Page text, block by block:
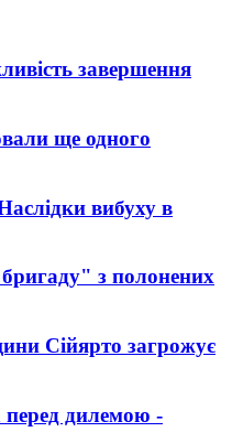
завершення
ще одного
вибуху в
з полонених
Сійярто загрожує
перед дилемою -